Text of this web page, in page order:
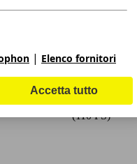
Assistance & 81 KW
(110 PS)
| Elenco fornitori
Accetta tutto